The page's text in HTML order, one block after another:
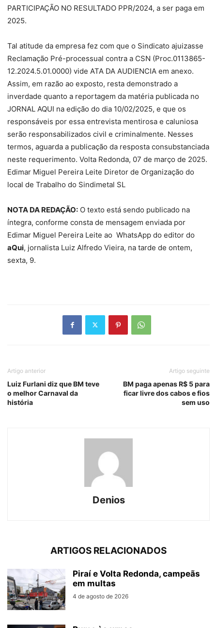
PARTICIPAÇÃO NO RESULTADO PPR/2024, a ser paga em
2025.
Tal atitude da empresa fez com que o Sindicato ajuizasse
Reclamação Pré-processual contra a CSN (Proc.0113865-
12.2024.5.01.0000) vide ATA DA AUDIENCIA em anexo.
Assim, em razão ao exposto, resta demonstrado a
inverdade quanto a reportagem da matéria publicada no
JORNAL AQUI na edição do dia 10/02/2025, e que os
responsáveis por essa entrevista mentirosa e caluniosa
serão responsabilizados civil e criminalmente. Nesses
termos, aguarda a publicação da resposta consubstanciada
neste requerimento. Volta Redonda, 07 de março de 2025.
Edimar Miguel Pereira Leite Diretor de Organização do
local de Trabalho do Sindimetal SL
NOTA DA REDAÇÃO: O texto está sendo publicado na
íntegra, conforme consta de mensagem enviada por
Edimar Miguel Pereira Leite ao WhatsApp do editor do
aQui, jornalista Luiz Alfredo Vieira, na tarde de ontem,
sexta, 9.
Artigo anterior
Luiz Furlani diz que BM teve
o melhor Carnaval da
história
Artigo seguinte
BM paga apenas R$ 5 para
ficar livre dos cabos e fios
sem uso
Denios
ARTIGOS RELACIONADOS
Piraí e Volta Redonda, campeãs
em multas
4 de agosto de 2026